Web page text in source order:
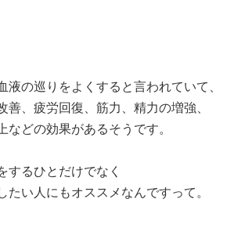
液の巡りをよくすると言われていて、
善、疲労回復、筋力、精力の増強、
などの効果があるそうです。
するひとだけでなく
たい人にもオススメなんですって。